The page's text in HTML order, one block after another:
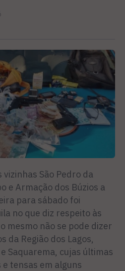
vizinhas São Pedro da
e Armação dos Búzios a
para sábado foi
no que diz respeito às
mesmo não se pode dizer
da Região dos Lagos,
Saquarema, cujas últimas
tensas em alguns